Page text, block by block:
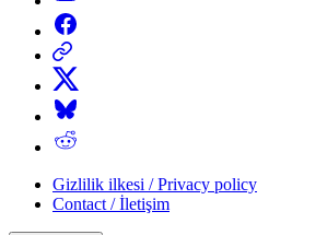
Facebook
Threads
X
Bluesky
Reddit
Gizlilik ilkesi / Privacy policy
Contact / İletişim